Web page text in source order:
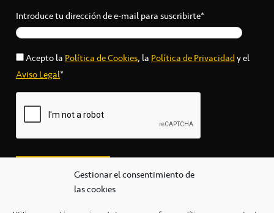
Gestionar el consentimiento de
las cookies
Introduce tu dirección de e-mail para suscribirte*
Acepto laPolítica de Cookies, laPolítica de Privacidady el
Aviso Legal*